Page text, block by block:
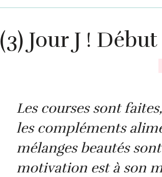
(3) Jour J !
Les courses sont
les compléments
mélanges beautés
motivation est à son